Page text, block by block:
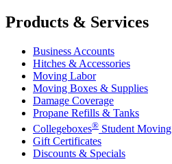
Products & Services
Business Accounts
Hitches & Accessories
Moving Labor
Moving Boxes & Supplies
Damage Coverage
Propane Refills & Tanks
Collegeboxes® Student Moving
Gift Certificates
Discounts & Specials